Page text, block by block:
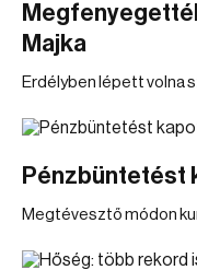
Majka
Erdélyben lépett volna
Pénzbüntetést
Megtévesztő módon